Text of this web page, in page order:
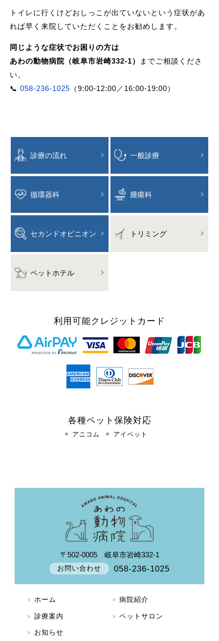
トイレに行くけどおしっこが出ていないという症状があ
れば早く来院していただくことをお勧めします。
同じような症状でお困りの方は
あわの動物病院（岐阜市岩崎332-1）
までご相談くださ
い。
📞 058-236-1025 （9:00-12:00／16:00-19:00）
診療の流れ 一般診療
循環器科 腫瘍科
セカンドオピニオン トリミング
ペットホテル
利用可能クレジットカード
各種ペット保険対応
アニコム アイペット
〒502-0005 岐阜市岩崎332-1
お問い合わせ 058-236-1025
ホーム 病院紹介
診療案内 ペットサロン
お知らせ